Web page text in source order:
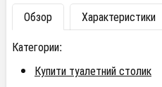
Обзор Характеристики
Категории:
Купити туалетний столик